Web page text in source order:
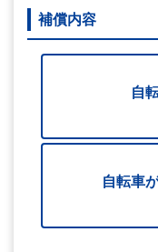
補償内容
自
自転車